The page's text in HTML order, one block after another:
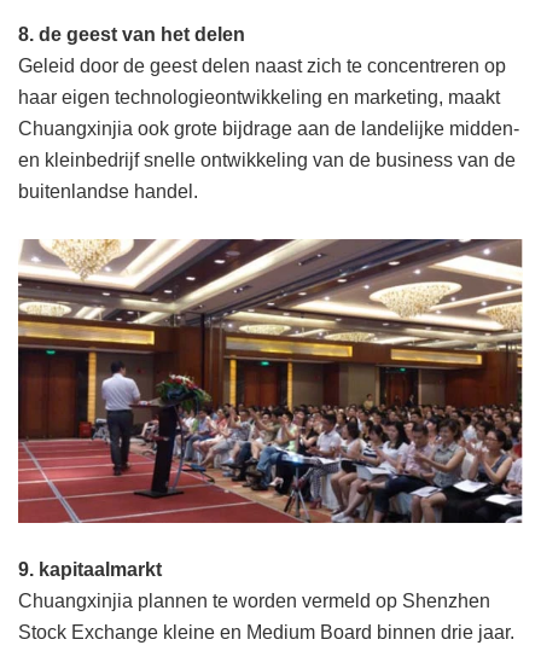
8. de geest van het delen
Geleid door de geest delen naast zich te concentreren op
haar eigen technologieontwikkeling en marketing, maakt
Chuangxinjia ook grote bijdrage aan de landelijke midden-
en kleinbedrijf snelle ontwikkeling van de business van de
buitenlandse handel.
9. kapitaalmarkt
Chuangxinjia plannen te worden vermeld op Shenzhen
Stock Exchange kleine en Medium Board binnen drie jaar.